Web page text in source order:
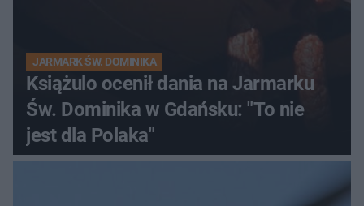
JARMARK ŚW. DOMINIKA
Książulo ocenił dania na Jarmarku
Św. Dominika w Gdańsku: "To nie
jest dla Polaka"